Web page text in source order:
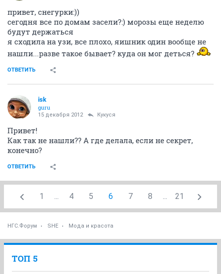
привет, снегурки:))
сегодня все по домам засели?:) морозы еще неделю
будут держаться
я сходила на узи, все плохо, яишник один вообще не
нашли...разве такое бывает? куда он мог деться?
ОТВЕТИТЬ
isk
guru
15 декабря 2012 Кукуся
Привет!
Как так не нашли?? А где делала, если не секрет,
конечно?
ОТВЕТИТЬ
1 ... 4 5 6 7 8 ... 21
НГС.Форум SHE Мода и красота
ТОП 5